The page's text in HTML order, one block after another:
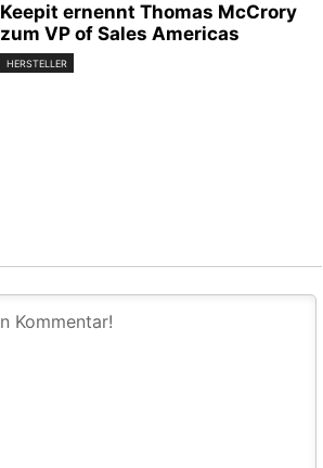
Keepit ernennt Thomas McCrory
zum VP of Sales Americas
HERSTELLER